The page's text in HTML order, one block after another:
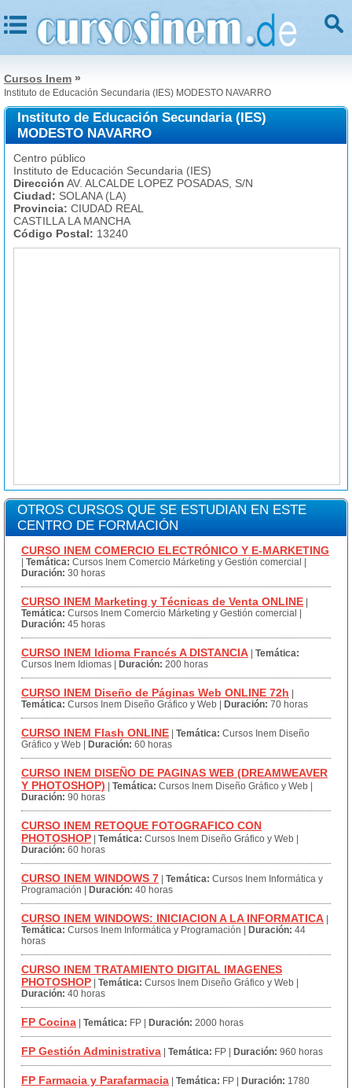
Cursos Inem »
Instituto de Educación Secundaria (IES) MODESTO NAVARRO
Instituto de Educación Secundaria (IES)
MODESTO NAVARRO
Centro público
Instituto de Educación Secundaria (IES)
Dirección AV. ALCALDE LOPEZ POSADAS, S/N
Ciudad: SOLANA (LA)
Provincia: CIUDAD REAL
CASTILLA LA MANCHA
Código Postal: 13240
OTROS CURSOS QUE SE ESTUDIAN EN ESTE
CENTRO DE FORMACIÓN
CURSO INEM COMERCIO ELECTRÓNICO Y E-MARKETING
Temática: Cursos Inem Comercio Márketing y Gestión comercial
Duración: 30 horas
CURSO INEM Marketing y Técnicas de Venta ONLINE
Temática: Cursos Inem Comercio Márketing y Gestión comercial
Duración: 45 horas
CURSO INEM Idioma Francés A DISTANCIA
Temática:
Cursos Inem Idiomas
Duración: 200 horas
CURSO INEM Diseño de Páginas Web ONLINE 72h
Temática: Cursos Inem Diseño Gráfico y Web Duración: 70 horas
CURSO INEM Flash ONLINE Temática: Cursos Inem Diseño
Gráfico y Web
Duración: 60 horas
CURSO INEM DISEÑO DE PAGINAS WEB (DREAMWEAVER
Y PHOTOSHOP)
Temática: Cursos Inem Diseño Gráfico y Web
Duración: 90 horas
CURSO INEM RETOQUE FOTOGRAFICO CON
PHOTOSHOP
Temática: Cursos Inem Diseño Gráfico y Web
Duración: 60 horas
CURSO INEM WINDOWS 7 Temática: Cursos Inem Informática y
Programación
Duración: 40 horas
CURSO INEM WINDOWS: INICIACION A LA INFORMATICA
Temática: Cursos Inem Informática y Programación Duración: 44
horas
CURSO INEM TRATAMIENTO DIGITAL IMAGENES
PHOTOSHOP
Temática: Cursos Inem Diseño Gráfico y Web
Duración: 40 horas
FP Cocina Temática: FP Duración: 2000 horas
FP Gestión Administrativa Temática: FP Duración: 960 horas
FP Farmacia y Parafarmacia Temática: FP Duración: 1780